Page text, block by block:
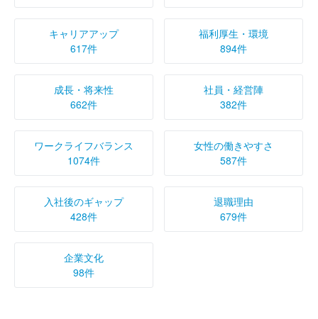
キャリアアップ
617件
福利厚生・環境
894件
成長・将来性
662件
社員・経営陣
382件
ワークライフバランス
1074件
女性の働きやすさ
587件
入社後のギャップ
428件
退職理由
679件
企業文化
98件